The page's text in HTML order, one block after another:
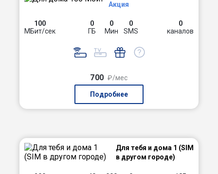
Акция
100
МБит/сек
0
ГБ
0
Мин
0
SMS
0
каналов
700 ₽/мес
Подробнее
Для тебя и дома 1 (SIM
в другом городе)